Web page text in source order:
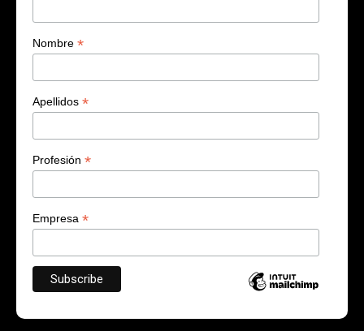
Nombre *
Apellidos *
Profesión *
Empresa *